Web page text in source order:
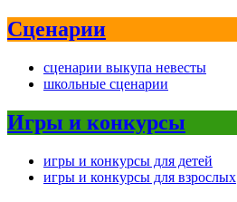
Сценарии
сценарии выкупа невесты
школьные сценарии
Игры и конкурсы
игры и конкурсы для детей
игры и конкурсы для взрослых